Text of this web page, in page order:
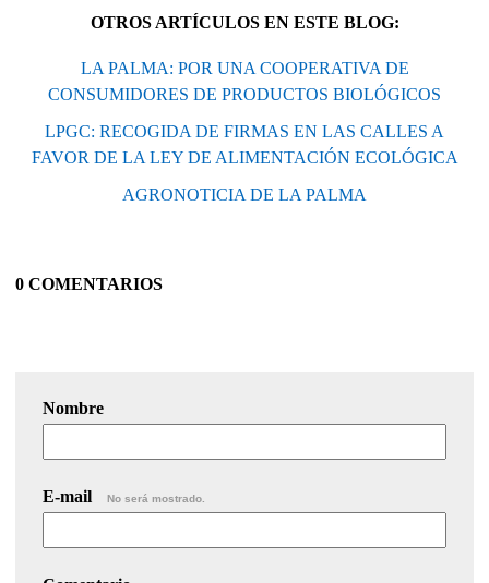
OTROS ARTÍCULOS EN ESTE BLOG:
LA PALMA: POR UNA COOPERATIVA DE
CONSUMIDORES DE PRODUCTOS BIOLÓGICOS
LPGC: RECOGIDA DE FIRMAS EN LAS CALLES A
FAVOR DE LA LEY DE ALIMENTACIÓN ECOLÓGICA
AGRONOTICIA DE LA PALMA
0 COMENTARIOS
Nombre
E-mail No será mostrado.